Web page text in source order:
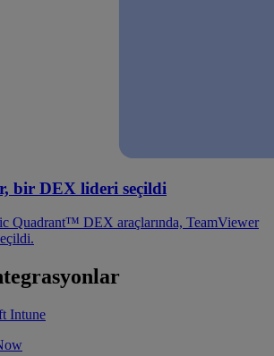
bir DEX lideri seçildi
Quadrant™ DEX araçlarında, TeamViewer
Intune